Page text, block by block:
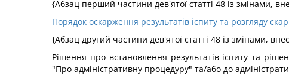
{Абзац перший частини дев'ятої статті 48 із змінами,
Порядок оскарження результатів іспиту та розгляду
{Абзац другий частини дев'ятої статті 48 із змінами,
Рішення про встановлення результатів іспиту та
"Про адміністративну процедуру" та/або до